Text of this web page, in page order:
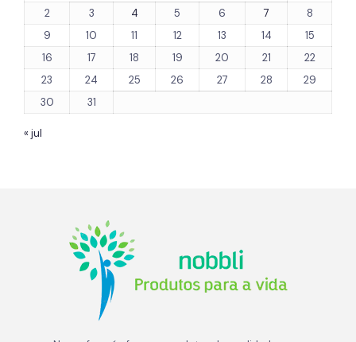
2
3 4 5 6 7
8
9
10 11 12 13 14
15
16
17 18 19 20 21
22
23
24 25 26 27 28
29
30
31
« jul